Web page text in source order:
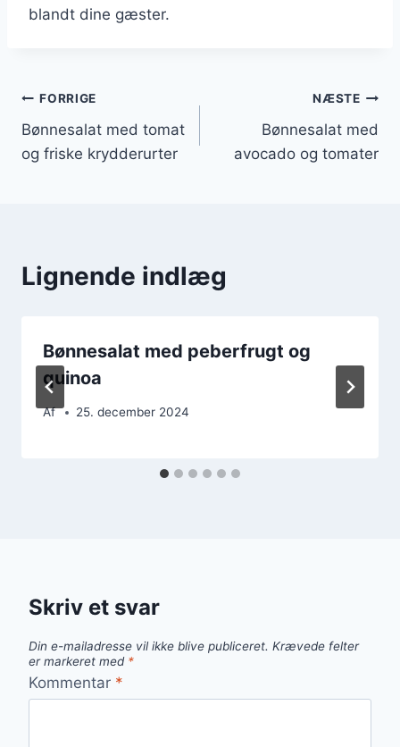
blandt dine gæster.
Indlægsnavigation
FORRIGE
Bønnesalat med tomat
og friske krydderurter
NÆSTE
Bønnesalat med
avocado og tomater
Lignende indlæg
Bønnesalat med peberfrugt og
quinoa
Af 25. december 2024
Skriv et svar
Din e-mailadresse vil ikke blive publiceret. Krævede felter
er markeret med *
Kommentar *